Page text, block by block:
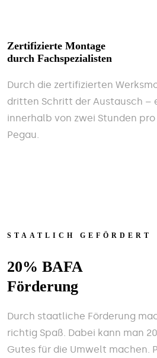
Zertifizierte Montage
durch Fachspezialisten
Durch die zertifizierten
dritten Schritt der Austausch –
innerhalb von zwei Stunden
Pegau.
STAATLICH GEFÖRDERT
20% BAFA
Förderung
Durch staatliche Förderung
richtig Spaß. Dabei kann man
Gutes für die Umwelt machen.